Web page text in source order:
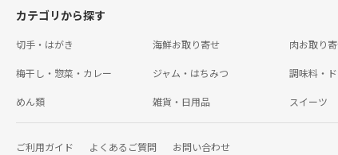
カテゴリから探す
切手・はがき 海鮮お取り寄せ 肉お取り
梅干し・惣菜・カレー ジャム・はちみつ 調味料・
めん類 雑貨・日用品 スイーツ
ご利用ガイド よくあるご質問 お問い合わせ